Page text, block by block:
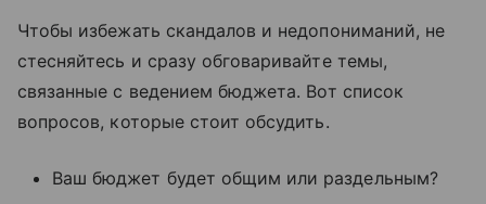
Чтобы избежать скандалов и недопониманий, не
стесняйтесь и сразу обговаривайте темы,
связанные с ведением бюджета. Вот список
вопросов, которые стоит обсудить.
Ваш бюджет будет общим или раздельным?